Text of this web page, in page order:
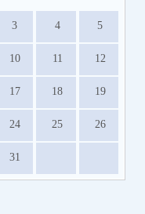
3 4 5
10 11 12
17 18 19
24 25 26
31